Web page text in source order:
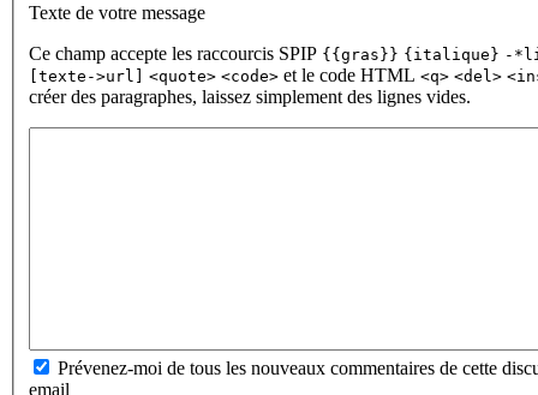
Texte de votre message
Ce champ accepte les raccourcis SPIP {{gras}} {italique} -
[texte->url] <quote> <code> et le code HTML <q> <del>
créer des paragraphes, laissez simplement des lignes vides.
Prévenez-moi de tous les nouveaux commentaires de cette
email